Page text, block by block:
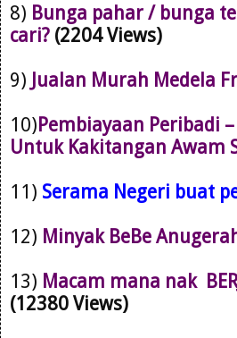
8) Bunga pahar / bunga
cari? (2204 Views)
9) Jualan Murah Medela
10)Pembiayaan Peribadi
Untuk Kakitangan Awam
11) Serama Negeri buat
12) Minyak BeBe
13) Macam mana nak
(12380 Views)